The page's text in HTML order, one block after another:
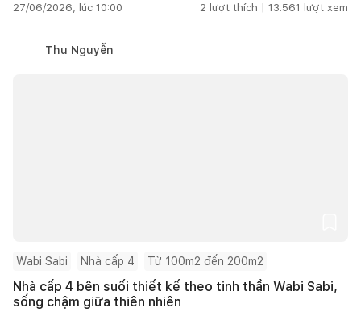
27/06/2026, lúc 10:00 2 lượt thích | 13.561 lượt xem
Thu Nguyễn
Wabi Sabi Nhà cấp 4 Từ 100m2 đến 200m2
Nhà cấp 4 bên suối thiết kế theo tinh thần Wabi Sabi,
sống chậm giữa thiên nhiên